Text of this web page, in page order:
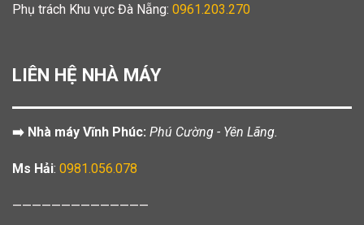
Phụ trách Khu vực Đà Nẵng: 0961.203.270
LIÊN HỆ NHÀ MÁY
➡️ Nhà máy Vĩnh Phúc: Phú Cường - Yên Lãng.
Ms Hải: 0981.056.078
——————————————